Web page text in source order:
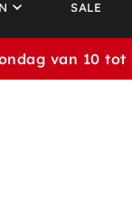
SALE
van 10 tot